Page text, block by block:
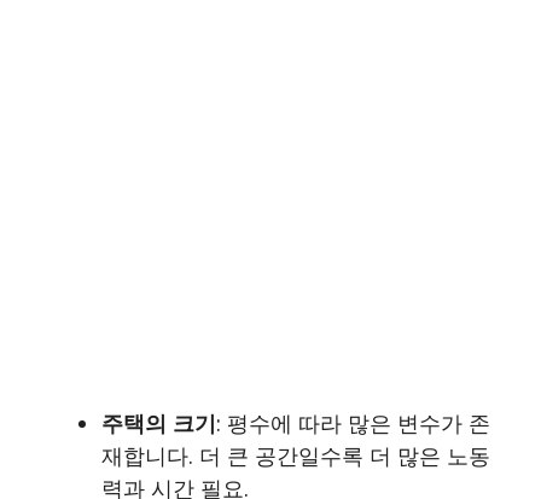
주택의 크기: 평수에 따라 많은 변수가 존
재합니다. 더 큰 공간일수록 더 많은 노동
력과 시간 필요.